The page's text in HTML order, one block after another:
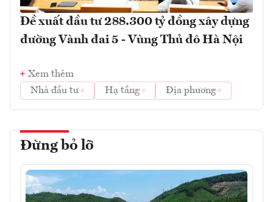
Đề xuất đầu tư 288.300 tỷ đồng xây dựng
đường Vành đai 5 - Vùng Thủ đô Hà Nội
Xem thêm
Nhà đầu tư
Hạ tầng Địa phương
Đừng bỏ lỡ